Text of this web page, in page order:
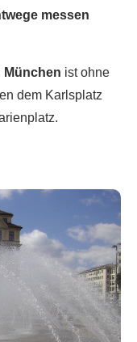
messen
ist ohne
dem Karlsplatz